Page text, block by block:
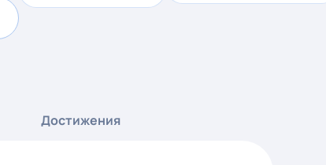
Достижения